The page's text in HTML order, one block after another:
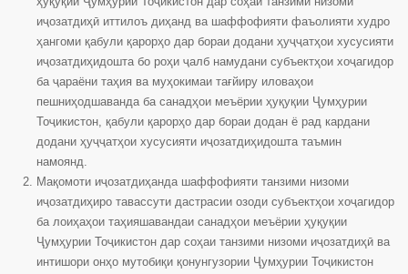
иҷозатдиҳӣ иттилоъ диҳанд ва шаффофияти фаъолияти худро
ҳангоми қабули қарорҳо дар бораи додани ҳуҷҷатҳои хусусияти
иҷозатдиҳидошта бо роҳи ҷалб намудани субъектҳои хоҷагидор
ба ҷараёни таҳия ва муҳокимаи тағйиру иловаҳои
пешниҳодшаванда ба санадҳои меъёрии ҳуқуқии Ҷумҳурии
Тоҷикистон, қабули қарорҳо дар бораи додан ё рад кардани
додани ҳуҷҷатҳои хусусияти иҷозатдиҳидошта таъмин
намоянд.
Мақомоти иҷозатдиҳанда шаффофияти танзими низоми
иҷозатдиҳиро тавассути дастрасии озоди субъектҳои хоҷагидор
ба лоиҳаҳои таҳияшавандаи санадҳои меъёрии ҳуқуқии
Ҷумҳурии Тоҷикистон дар соҳаи танзими низоми иҷозатдиҳӣ ва
интишори онҳо мутобиқи қонунгузории Ҷумҳурии Тоҷикистон